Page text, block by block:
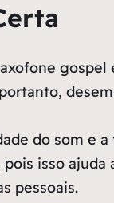
do som e
isso
pessoais.